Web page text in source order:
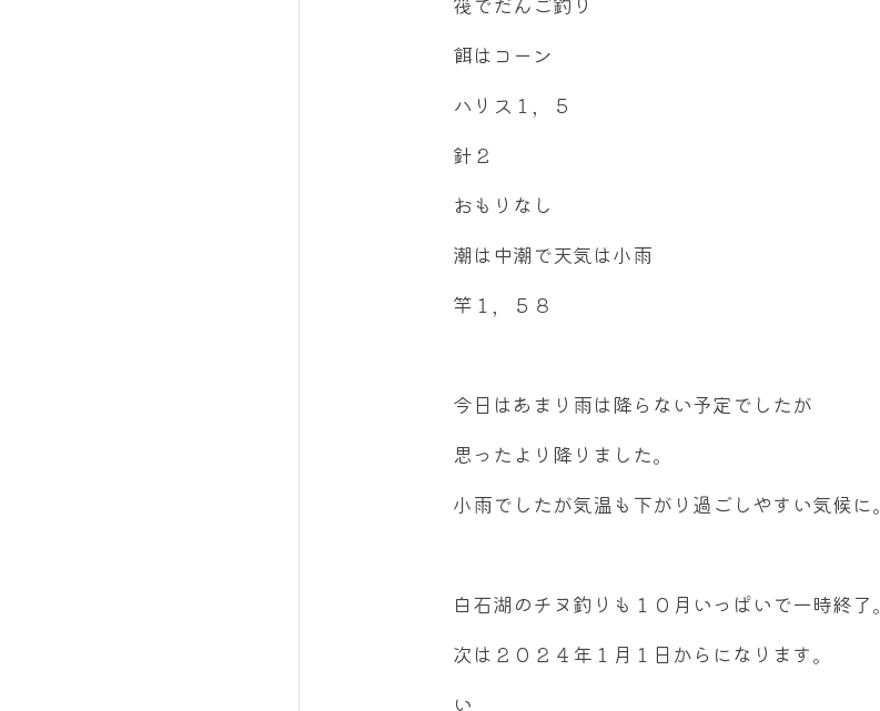
餌はコーン
ハリス１，５
針２
おもりなし
潮は中潮で天気は小雨
竿１，５８
今日はあまり雨は降らない予定でしたが
思ったより降りました。
小雨でしたが気温も下がり過ごしやすい気候に。
白石湖のチヌ釣りも１０月いっぱいで一時終了。
次は２０２４年１月１日からになります。
い